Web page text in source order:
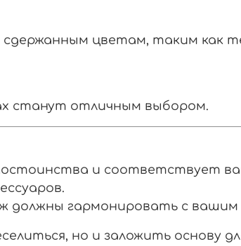
цветам, таким как
станут отличным выбором.
и соответствует
должны гармонировать с вашим
но и заложить основу